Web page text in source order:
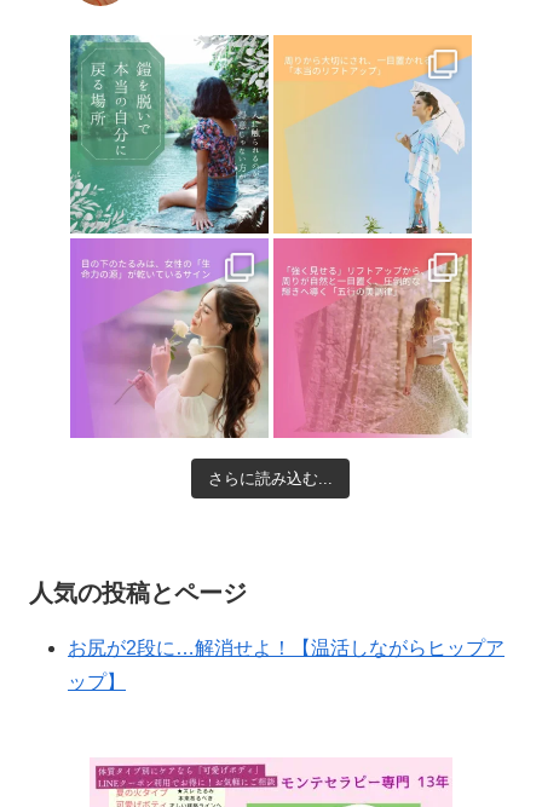
さらに読み込む...
人気の投稿とページ
お尻が2段に…解消せよ！【温活しながらヒップア
ップ】